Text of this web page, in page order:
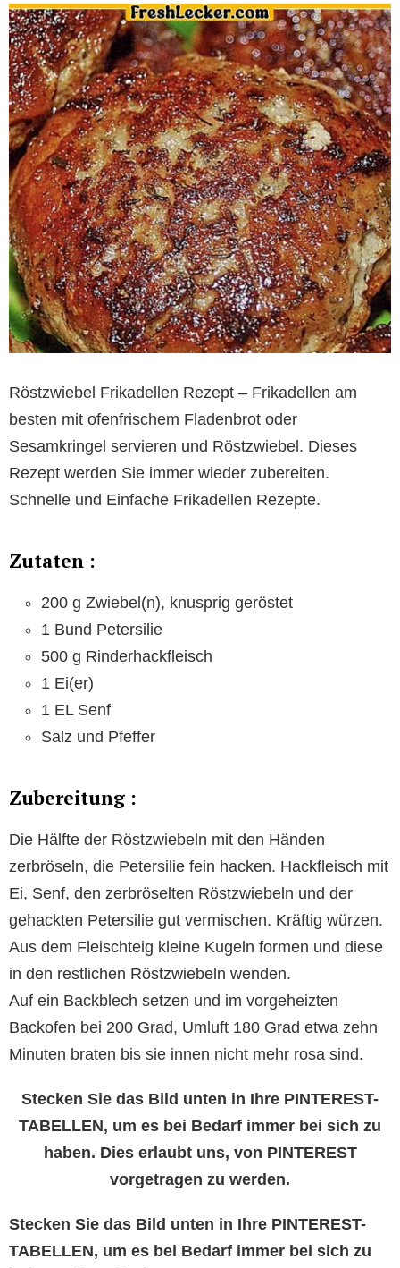
Röstzwiebel Frikadellen Rezept – Frikadellen am
besten mit ofenfrischem Fladenbrot oder
Sesamkringel servieren und Röstzwiebel. Dieses
Rezept werden Sie immer wieder zubereiten.
Schnelle und Einfache Frikadellen Rezepte.
Zutaten :
200 g Zwiebel(n), knusprig geröstet
1 Bund Petersilie
500 g Rinderhackfleisch
1 Ei(er)
1 EL Senf
Salz und Pfeffer
Zubereitung :
Die Hälfte der Röstzwiebeln mit den Händen
zerbröseln, die Petersilie fein hacken. Hackfleisch mit
Ei, Senf, den zerbröselten Röstzwiebeln und der
gehackten Petersilie gut vermischen. Kräftig würzen.
Aus dem Fleischteig kleine Kugeln formen und diese
in den restlichen Röstzwiebeln wenden.
Auf ein Backblech setzen und im vorgeheizten
Backofen bei 200 Grad, Umluft 180 Grad etwa zehn
Minuten braten bis sie innen nicht mehr rosa sind.
Stecken Sie das Bild unten in Ihre PINTEREST-
TABELLEN, um es bei Bedarf immer bei sich zu
haben. Dies erlaubt uns, von PINTEREST
vorgetragen zu werden.
Stecken Sie das Bild unten in Ihre PINTEREST-
TABELLEN, um es bei Bedarf immer bei sich zu